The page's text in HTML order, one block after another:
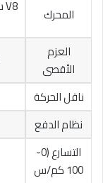
المحرك
العزم
الأقصى
ناقل الحركة
نظام الدفع
التسارع (0-
100 كم/س